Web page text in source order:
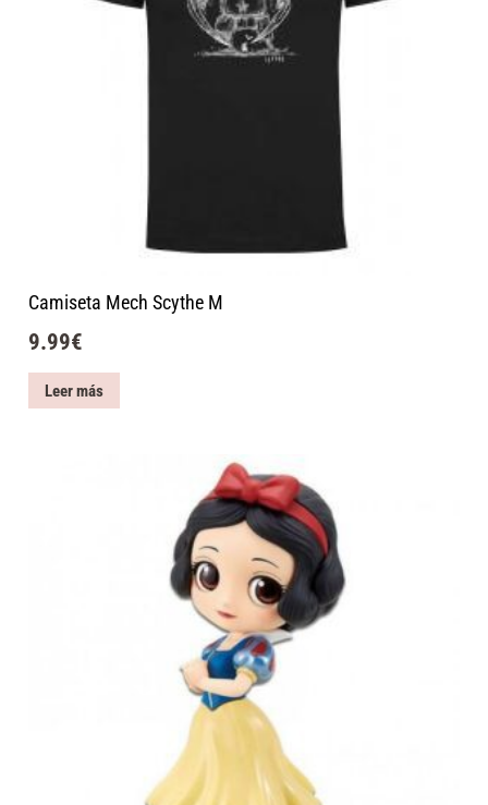
Camiseta Mech Scythe M
9.99€
Leer más